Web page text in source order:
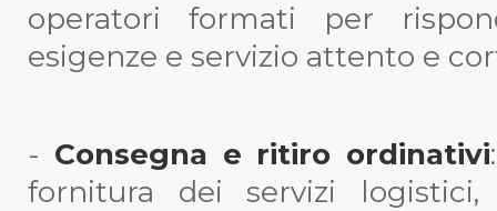
operatori formati per
esigenze e servizio attento e
- Consegna e ritiro ordinativi
fornitura dei servizi